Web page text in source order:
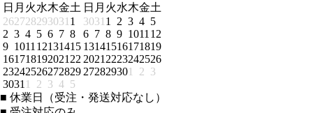
日 月 火水木金土
262728293031 1
2 3 4 5 6 7 8
9 1011 12131415
161718192021 22
23242526272829
3031 1 2 3 4 5
日 月 火水木金土
3031 1 2 3 4 5
6 7 8 9 1011 12
13141516171819
2021 2223242526
272829301 2 3
■ 休業日（受注・発送対応なし）